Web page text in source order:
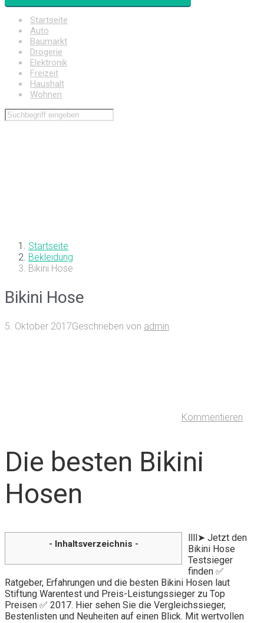
Startseite
Auto
Baumarkt
Drogerie
Elektronik
Freizeit
Haushalt
Wohnen
Startseite
Bekleidung
Bikini Hose
Bikini Hose
5. Oktober 2017Geschrieben von admin
Kommentieren
Die besten Bikini
Hosen
- Inhaltsverzeichnis -
llll➤ Jetzt den
Bikini Hose
Testsieger
finden ✅
Ratgeber, Erfahrungen und die besten Bikini Hosen laut
Stiftung Warentest und Preis-Leistungssieger zu Top
Preisen ✅ 2017. Hier sehen Sie die Vergleichssieger,
Bestenlisten und Neuheiten auf einen Blick. Mit wertvollen